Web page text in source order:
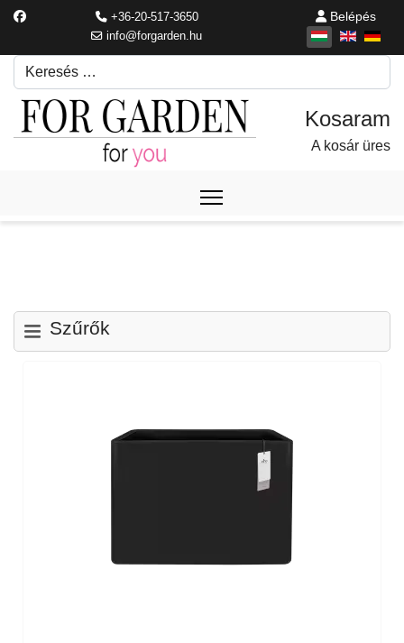
+36-20-517-3650
info@forgarden.hu
Belépés
Keresés
Írjon be egy keresési kifejezést.
A kosár üres
Szűrők